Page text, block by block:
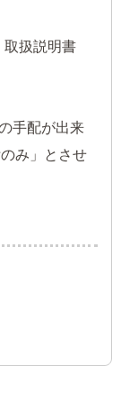
取扱説明書
手配が出来
み」とさせ